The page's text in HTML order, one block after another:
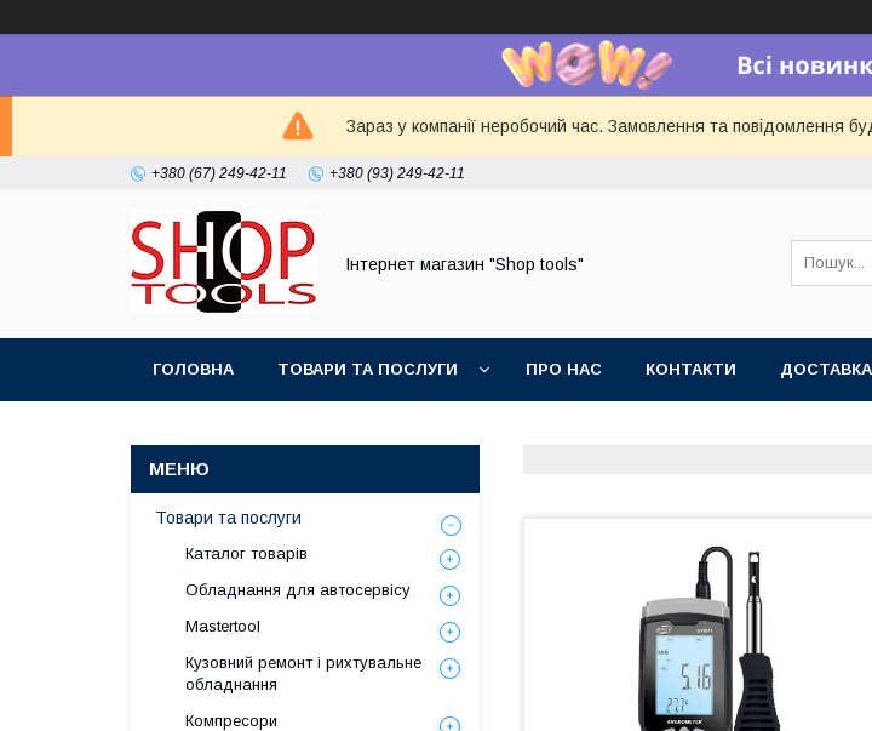
Зараз у компанії неробочий час. Замовлення та повідомлення
+380 (67) 249-42-11 +380 (93) 249-42-11
Інтернет магазин "Shop tools"
ГОЛОВНА ТОВАРИ ТА ПОСЛУГИ ПРО НАС КОНТАКТИ
Товари та послуги
Каталог товарів
Обладнання для автосервісу
Mastertool
Кузовний ремонт і рихтувальне
обладнання
Компресори